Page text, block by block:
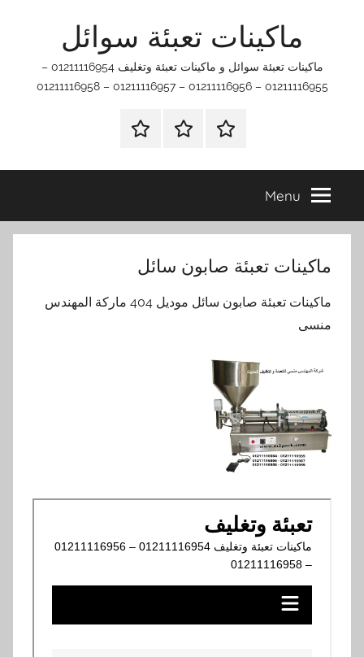
ماكينات تعبئة سوائل
ماكينات تعبئة سوائل و ماكينات تعبئة وتغليف 01211116954 –
01211116955 – 01211116956 – 01211116957 – 01211116958
اتصل
اتـصـل
في
التي
الرئيسيه
Menu
ماكينات تعبئة صابون سائل
ماكينات تعبئة صابون سائل موديل 404 ماركة المهندس
منسى